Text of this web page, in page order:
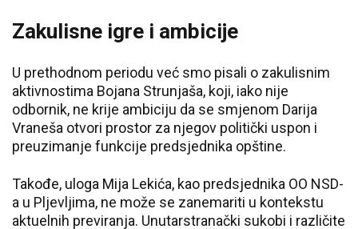
Zakulisne igre i ambicije
U prethodnom periodu već smo pisali o zakulisnim
aktivnostima Bojana Strunjaša, koji, iako nije
odbornik, ne krije ambiciju da se smjenom Darija
Vraneša otvori prostor za njegov politički uspon i
preuzimanje funkcije predsjednika opštine.
Takođe, uloga Mija Lekića, kao predsjednika OO NSD-
a u Pljevljima, ne može se zanemariti u kontekstu
aktuelnih previranja. Unutarstranački sukobi i različite